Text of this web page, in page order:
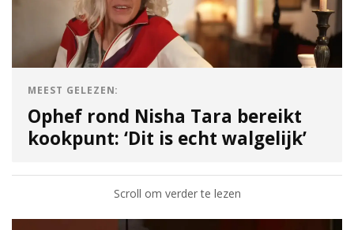
MEEST GELEZEN:
Ophef rond Nisha Tara bereikt
kookpunt: ‘Dit is echt walgelijk’
Scroll om verder te lezen